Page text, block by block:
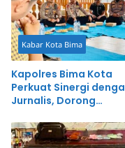
Kabar Kota Bima
Kapolres Bima Kota
Perkuat Sinergi
Jurnalis, Dorong
Kemajuan Daerah